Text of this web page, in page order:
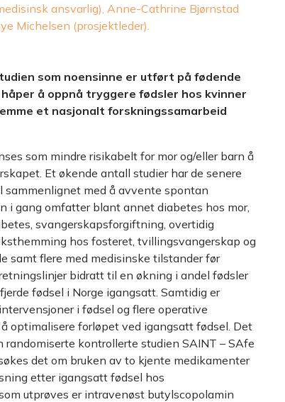
ansvarlig), Anne-Cathrine Bjørnstad
Michelsen (prosjektleder).
som noensinne er utført på fødende
å oppnå tryggere fødsler hos kvinner
et nasjonalt forskningssamarbeid
som mindre risikabelt for mor og/eller barn å
Et økende antall studier har de senere
med å avvente spontan
i gang omfatter blant annet diabetes hos mor,
svangerskaps­forgiftning, overtidig
hos fosteret, tvillingsvangerskap og
samt flere med medisinske tilstander før
bidratt til en økning i andel fødsler
fødsel i Norge igangsatt. Samtidig er
i fødsel og flere operative
optimalisere forløpet ved igangsatt fødsel. Det
kontrollerte studien SAINT – SAfe
det om bruken av to kjente medikamenter
etter igangsatt fødsel hos
utprøves er intravenøst butylscopolamin